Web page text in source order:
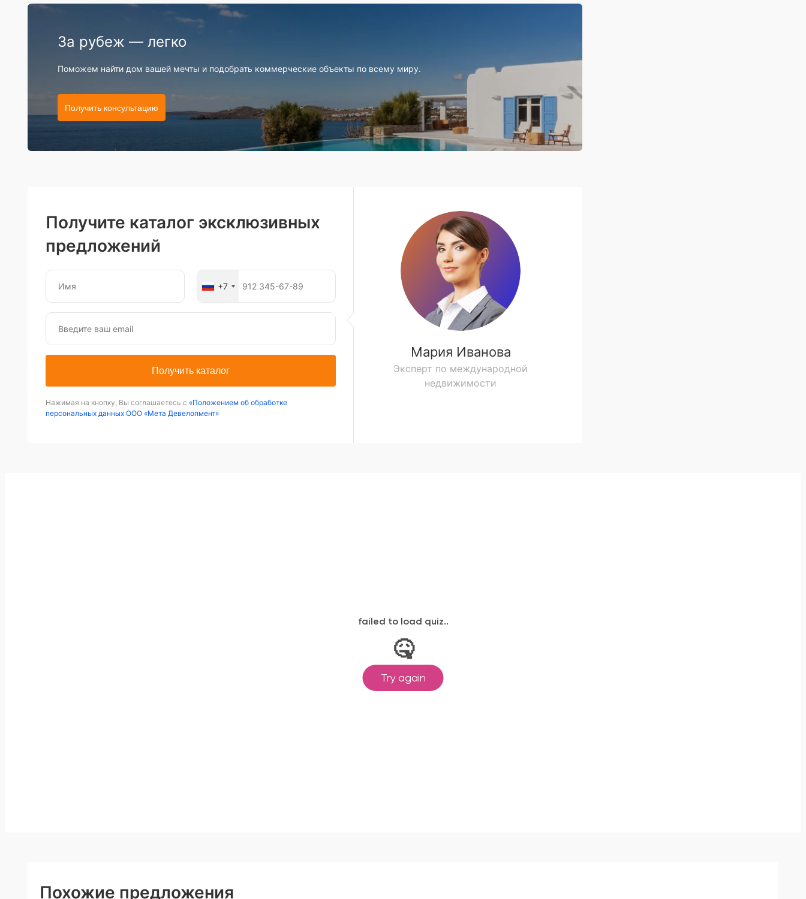
За рубеж — легко
Поможем найти дом вашей мечты и подобрать коммерческие объекты по всему миру.
Получить консультацию
Получите каталог эксклюзивных
предложений
+7
Получить каталог
Нажимая на кнопку, Вы соглашаетесь с «Положением об обработке
персональных данных ООО «Мета Девелопмент»
Мария Иванова
Эксперт по международной
недвижимости
Похожие предложения